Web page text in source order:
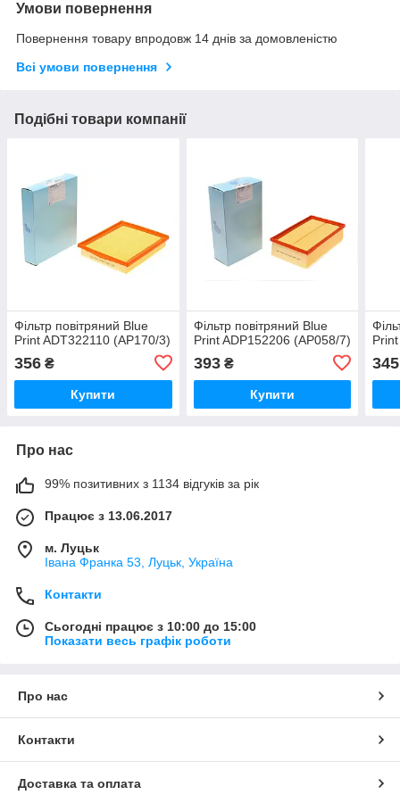
Умови повернення
Повернення товару впродовж 14 днів за домовленістю
Всі умови повернення
Подібні товари компанії
Фільтр повітряний Blue
Print ADT322110 (AP170/3)
356 ₴
Купити
Фільтр повітряний Blue
Print ADP152206 (AP058/7)
393₴
Купити
345
Про нас
99% позитивних з 1134 відгуків за рік
Працює з 13.06.2017
м. Луцьк
Івана Франка 53, Луцьк, Україна
Контакти
Сьогодні працює з 10:00 до 15:00
Показати весь графік роботи
Про нас
Контакти
Доставка та оплата